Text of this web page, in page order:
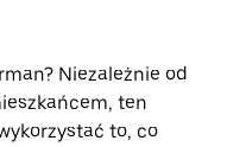
Niezależnie od
ten
to, co